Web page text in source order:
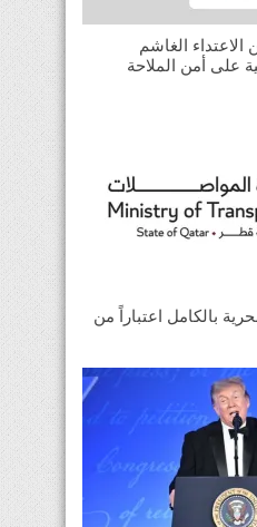
الاعتداء الغاشم
على أمن الملاحة
بالكامل اعتباراً من